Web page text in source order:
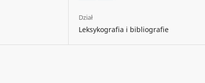
Dział
Leksykografia i bibliografie